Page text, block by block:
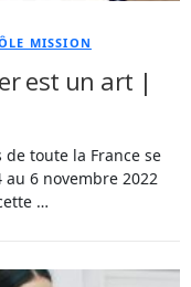
MISSION
est un art |
de toute la France se
6 novembre 2022
…